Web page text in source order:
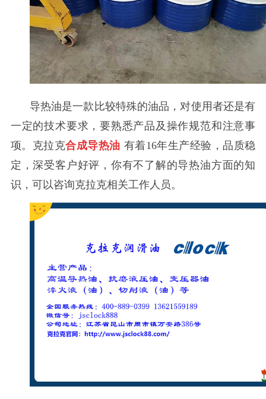
导热油是一款比较特殊的油品，对使用者还是有
一定的技术要求，要熟悉产品及操作规范和注意事
项。克拉克合成导热油 有着16年生产经验，品质稳
定，深受客户好评，你有不了解的导热油方面的知
识，可以咨询克拉克相关工作人员。